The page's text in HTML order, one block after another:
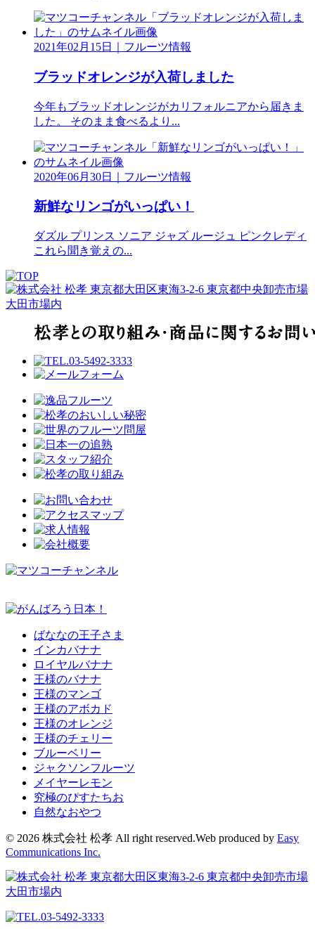
2021年02月15日 フルーツ情報
ブラッドオレンジが入荷しました
今年もブラッドオレンジがカリフォルニアから届きま
した。 そのまま食べるより...
2020年06月30日 フルーツ情報
新鮮なリンゴがいっぱい！
ダズル プリンス ソニア ジャズ ルージュ ピンクレディ
これら聞き覚えの...
ばななの王子さま
インカバナナ
ロイヤルバナナ
王様のバナナ
王様のマンゴ
王様のアボカド
王様のオレンジ
王様のチェリー
ブルーベリー
ジャクソンフルーツ
メイヤーレモン
究極のぴすたちお
自然なおやつ
© 2026 株式会社 松孝 All right reserved.Web produced by Easy
Communications Inc.